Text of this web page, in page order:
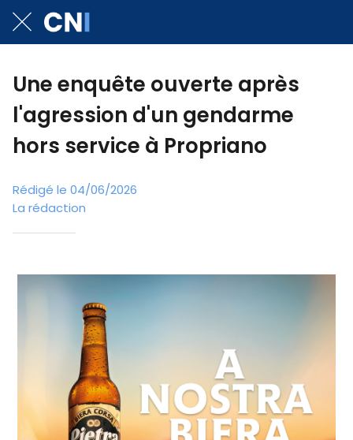
Une enquête ouverte après
l'agression d'un gendarme
hors service à Propriano
Rédigé le 04/06/2026
La rédaction